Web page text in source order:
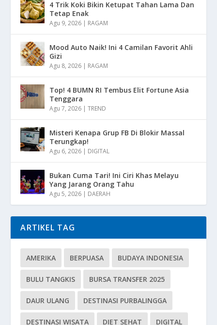
4 Trik Koki Bikin Ketupat Tahan Lama Dan
Tetap Enak
Agu 9, 2026 | RAGAM
Mood Auto Naik! Ini 4 Camilan Favorit Ahli
Gizi
Agu 8, 2026 | RAGAM
Top! 4 BUMN RI Tembus Elit Fortune Asia
Tenggara
Agu 7, 2026 |TREND
Misteri Kenapa Grup FB Di Blokir Massal
Terungkap!
Agu 6, 2026 | DIGITAL
Bukan Cuma Tari! Ini Ciri Khas Melayu
Yang Jarang Orang Tahu
Agu 5, 2026 | DAERAH
ARTIKEL TAG
AMERIKA BERPUASA BUDAYA INDONESIA
BULU TANGKIS BURSA TRANSFER 2025
DAUR ULANG DESTINASI PURBALINGGA
DESTINASI WISATA DIET SEHAT DIGITAL